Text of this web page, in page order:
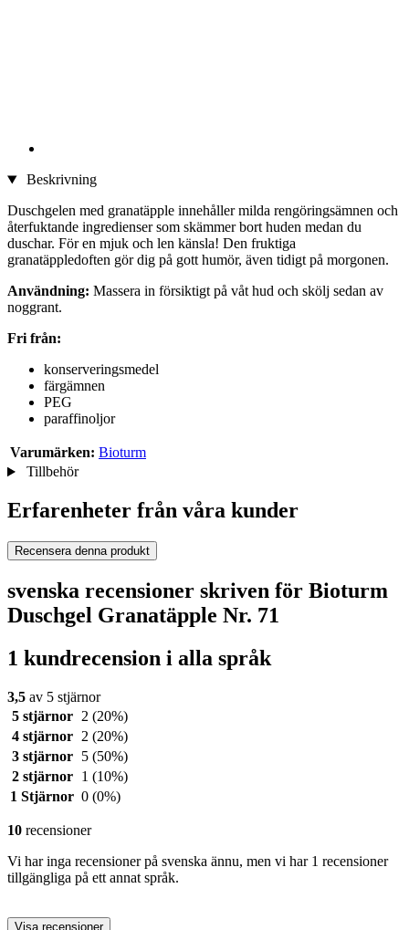
Beskrivning
Duschgelen med granatäpple innehåller milda rengöringsämnen och
återfuktande ingredienser som skämmer bort huden medan du
duschar. För en mjuk och len känsla! Den fruktiga
granatäppledoften gör dig på gott humör, även tidigt på morgonen.
Användning: Massera in försiktigt på våt hud och skölj sedan av
noggrant.
Fri från:
konserveringsmedel
färgämnen
PEG
paraffinoljor
Varumärken: Bioturm
Tillbehör
Erfarenheter från våra kunder
Recensera denna produkt
svenska recensioner skriven för Bioturm
Duschgel Granatäpple Nr. 71
1 kundrecension i alla språk
3,5 av 5 stjärnor
5 stjärnor
2 (20%)
4 stjärnor
2 (20%)
3 stjärnor
5 (50%)
2 stjärnor
1 (10%)
1 Stjärnor 0 (0%)
10 recensioner
Vi har inga recensioner på svenska ännu, men vi har 1 recensioner
tillgängliga på ett annat språk.
Visa recensioner